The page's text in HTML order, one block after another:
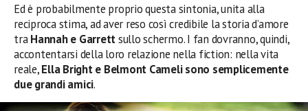
Ed è probabilmente proprio questa sintonia, unita alla
reciproca stima, ad aver reso così credibile la storia d’amore
traHannah e Garrettsullo schermo. I fan dovranno, quindi,
accontentarsi della loro relazione nella fiction: nella vita
reale,Ella Bright e Belmont Cameli sono semplicemente
due grandi amici.